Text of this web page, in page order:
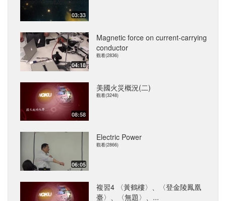
03:33
04:18
Magnetic force on current-carrying
conductor
觀看(2836)
08:58
美國火災概況(二)
觀看(3248)
06:05
Electric Power
觀看(2866)
複習4 〈黃鶴樓〉、〈登金陵鳳凰
臺〉、〈無題〉、...